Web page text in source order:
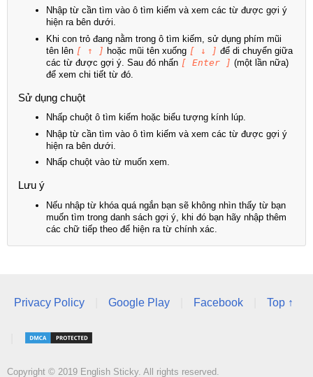
Nhập từ cần tìm vào ô tìm kiếm và xem các từ được gợi ý
hiện ra bên dưới.
Khi con trỏ đang nằm trong ô tìm kiếm, sử dụng phím mũi
tên lên [ ↑ ] hoặc mũi tên xuống [ ↓ ] để di chuyển giữa
các từ được gợi ý. Sau đó nhấn [ Enter ] (một lần nữa)
để xem chi tiết từ đó.
Sử dụng chuột
Nhấp chuột ô tìm kiếm hoặc biểu tượng kính lúp.
Nhập từ cần tìm vào ô tìm kiếm và xem các từ được gợi ý
hiện ra bên dưới.
Nhấp chuột vào từ muốn xem.
Lưu ý
Nếu nhập từ khóa quá ngắn bạn sẽ không nhìn thấy từ bạn
muốn tìm trong danh sách gợi ý, khi đó bạn hãy nhập thêm
các chữ tiếp theo để hiện ra từ chính xác.
Privacy Policy Google Play Facebook Top ↑
Copyright © 2019 English Sticky. All rights reserved.